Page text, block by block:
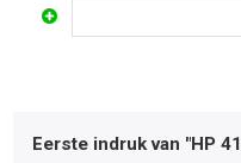
Eerste indruk van "HP